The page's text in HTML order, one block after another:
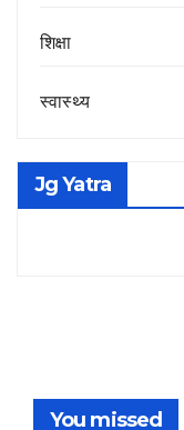
शिक्षा
स्वास्थ्य
Jg Yatra
You missed